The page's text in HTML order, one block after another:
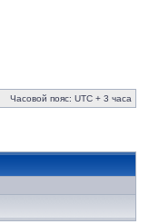
Часовой пояс: UTC + 3 часа